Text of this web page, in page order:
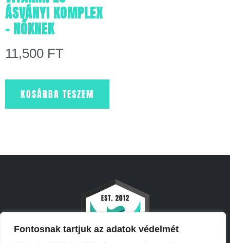
Fontosnak tartjuk az adatok védelmét
ÁSVÁNYI KOMPLEX
– NŐKNEK
11,500 FT
KOSÁRBA TESZEM